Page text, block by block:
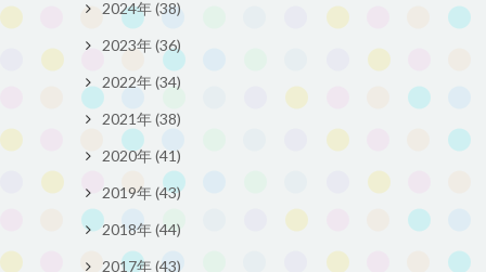
2024年 (38)
2023年 (36)
2022年 (34)
2021年 (38)
2020年 (41)
2019年 (43)
2018年 (44)
2017年 (43)